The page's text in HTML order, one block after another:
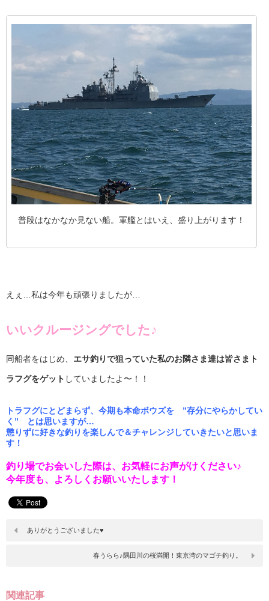
普段はなかなか見ない船。軍艦とはいえ、盛り上がります！
えぇ…私は今年も頑張りましたが…
いいクルージングでした♪
同船者をはじめ、 エサ釣りで狙っていた私のお隣さま達は皆さまト
ラフグをゲット していましたよ〜！！
トラフグにとどまらず、今期も本命ボウズを ”存分にやらかしてい
く” とは思いますが…
懲りずに好きな釣りを楽しんで＆チャレンジしていきたいと思いま
す！
釣り場でお会いした際は、お気軽にお声がけください♪
今年度も、よろしくお願いいたします！
ありがとうございました♥
春うらら♪隅田川の桜満開！東京湾のマゴチ釣り。
関連記事